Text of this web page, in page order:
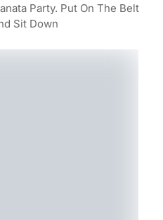
Party. Put On The Belt
Sit Down